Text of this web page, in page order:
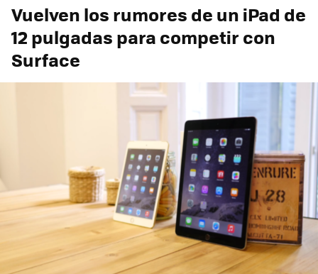
Vuelven los rumores de un iPad de
12 pulgadas para competir con
Surface